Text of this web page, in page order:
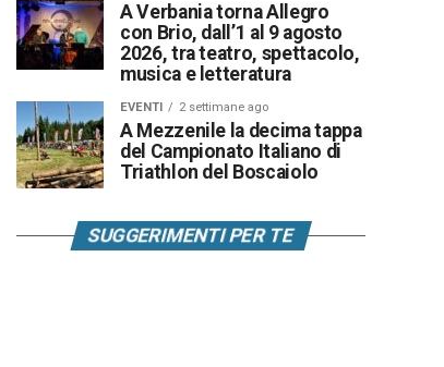
A Verbania torna Allegro
con Brio, dall’1 al 9 agosto
2026, tra teatro, spettacolo,
musica e letteratura
EVENTI 2 settimane ago
A Mezzenile la decima tappa
del Campionato Italiano di
Triathlon del Boscaiolo
SUGGERIMENTI PER TE